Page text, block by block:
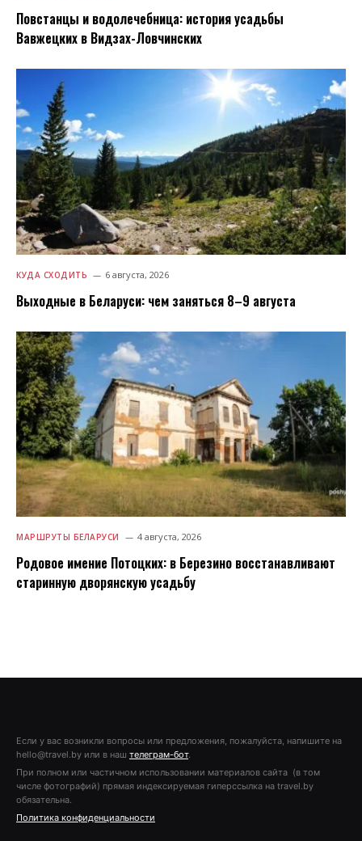
Повстанцы и водолечебница: история усадьбы
Вавжецких в Видзах-Ловчинских
КУДА СХОДИТЬ 6 августа, 2026
Выходные в Беларуси: чем заняться 8–9 августа
МАРШРУТЫ БЕЛАРУСИ 4 августа, 2026
Родовое имение Потоцких: в Березино восстанавливают
старинную дворянскую усадьбу
Если у вас возникли вопросы или предложения, пожалуйста, напишите на
hello@travel.by или в наш телеграм-бот.
При полном или частичном использовании материалов сайта (в том
числе фотографий) прямая индексируемая гиперссылка на travel.by
обязательна.
Политика конфиденциальности